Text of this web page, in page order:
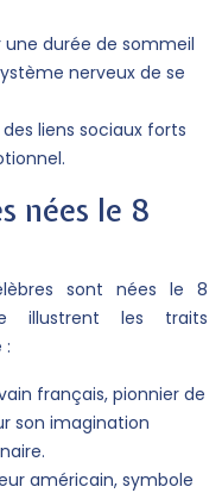
une durée de sommeil
nerveux de se
liens sociaux forts
nées le 8
sont nées le 8
illustrent les traits
:
français, pionnier de
son imagination
américain, symbole